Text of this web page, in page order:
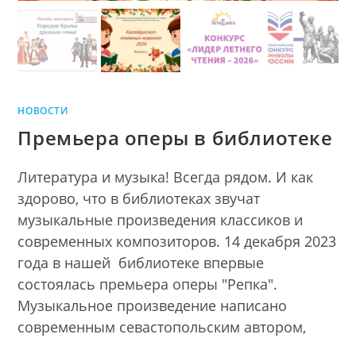
НОВОСТИ
Премьера оперы в библиотеке
Литература и музыка! Всегда рядом. И как
здорово, что в библиотеках звучат
музыкальные произведения классиков и
современных композиторов. 14 декабря 2023
года в нашей библиотеке впервые
состоялась премьера оперы "Репка".
Музыкальное произведение написано
современным севастопольским автором,